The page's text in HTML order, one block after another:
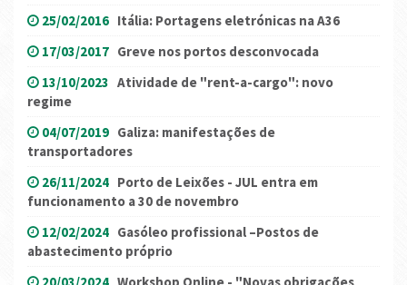
25/02/2016 Itália: Portagens eletrónicas na A36
17/03/2017 Greve nos portos desconvocada
13/10/2023 Atividade de "rent-a-cargo": novo
regime
04/07/2019 Galiza: manifestações de
transportadores
26/11/2024 Porto de Leixões - JUL entra em
funcionamento a 30 de novembro
12/02/2024 Gasóleo profissional –Postos de
abastecimento próprio